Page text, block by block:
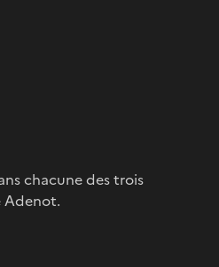
chacune des trois
Adenot.